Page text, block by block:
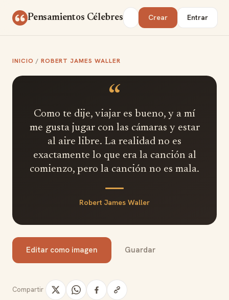
Pensamientos Célebres Buscar Crear Entrar
INICIO / ROBERT JAMES WALLER
“
Como te dije, viajar es bueno, y a mí
me gusta jugar con las cámaras y estar
al aire libre. La realidad no es
exactamente lo que era la canción al
comienzo, pero la canción no es mala.
Robert James Waller
Editar como imagen Guardar
Compartir